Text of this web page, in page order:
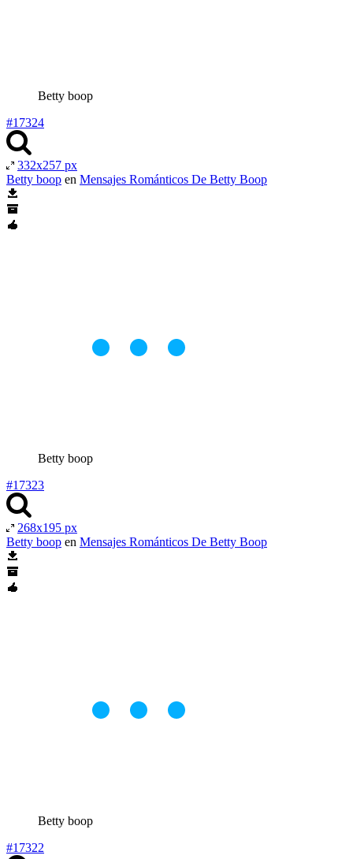
Betty boop
#17324
332x257 px
Betty boop en Mensajes Románticos De Betty Boop
Betty boop
#17323
268x195 px
Betty boop en Mensajes Románticos De Betty Boop
Betty boop
#17322